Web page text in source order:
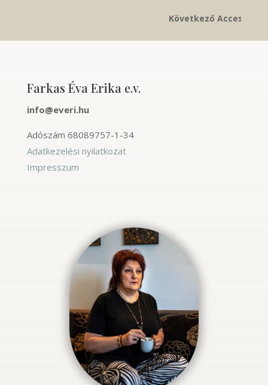
Következő Access Bars
Farkas Éva Erika e.v.
info@everi.hu
Adószám 68089757-1-34
Adatkezelési nyilatkozat
Impresszum